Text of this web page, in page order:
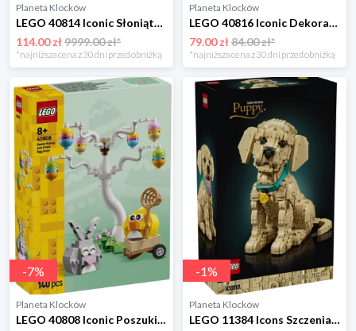
Planeta Klocków
LEGO 40814 Iconic Słoniątko na niebie Lego
114.00 zł9999.00 zł*
*najniższa cena z 30 dni przed obniżką
Planeta Klocków
LEGO 40816 Iconic Dekoracyjna pisanka Lego
79.00 zł84.00 zł*
*najniższa cena z 30 dni przed obniżką
-7%
Planeta Klocków
LEGO 40808 Iconic Poszukiwanie pisanek z zajączkiem i kurczaczkiem Lego
-1%
Planeta Klocków
LEGO 11384 Icons Szczeniak golden retriever Lego